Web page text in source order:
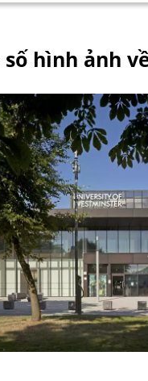
số hình ảnh